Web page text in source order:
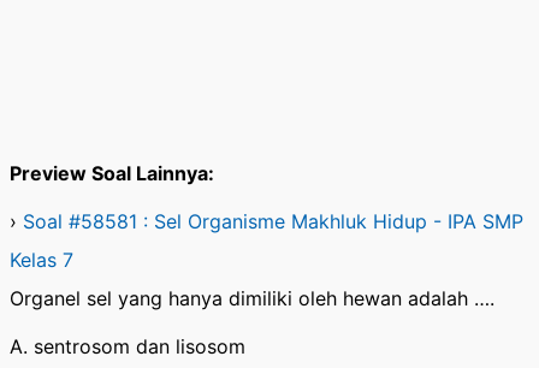
Preview Soal Lainnya:
› Soal #58581 : Sel Organisme Makhluk Hidup - IPA SMP
Kelas 7
Organel sel yang hanya dimiliki oleh hewan adalah ….
A. sentrosom dan lisosom